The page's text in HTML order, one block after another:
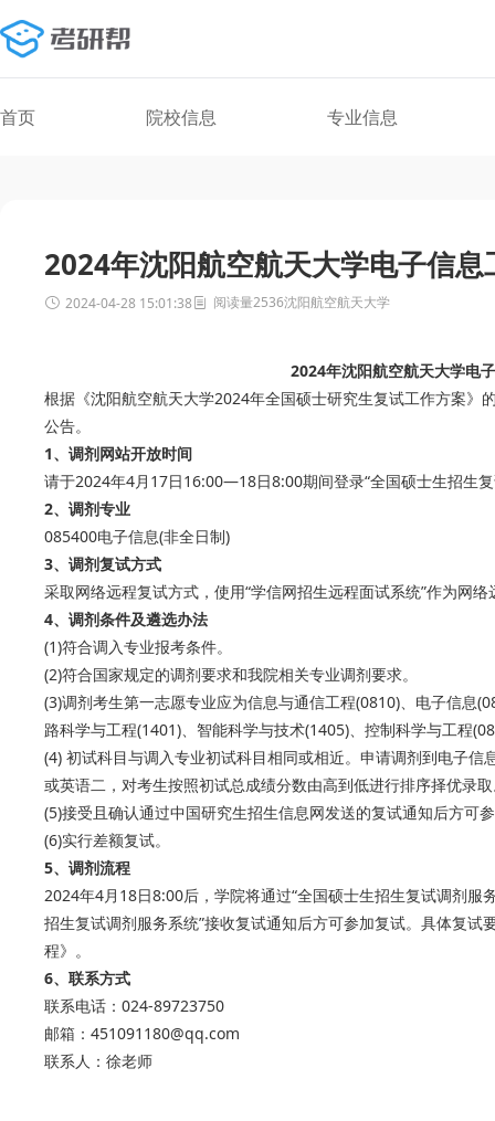
首页 院校信息 专业信息
2024年沈阳航空航天大学电子信
2024-04-28 15:01:38 阅读量2536沈阳航空航天大学
2024年沈阳航空航天大学电
根据《沈阳航空航天大学2024年全国硕士研究生复试工作方案
公告。
1、调剂网站开放时间
请于2024年4月17日16:00—18日8:00期间登录“全国硕士生招生
2、调剂专业
085400电子信息(非全日制)
3、调剂复试方式
采取网络远程复试方式，使用“学信网招生远程面试系统”作为网
4、调剂条件及遴选办法
(1)符合调入专业报考条件。
(2)符合国家规定的调剂要求和我院相关专业调剂要求。
(3)调剂考生第一志愿专业应为信息与通信工程(0810)、电子信息
路科学与工程(1401)、智能科学与技术(1405)、控制科学与工程
(4) 初试科目与调入专业初试科目相同或相近。申请调剂到电子
或英语二，对考生按照初试总成绩分数由高到低进行排序择优录
(5)接受且确认通过中国研究生招生信息网发送的复试通知后方可
(6)实行差额复试。
5、调剂流程
2024年4月18日8:00后，学院将通过“全国硕士生招生复试调剂服
招生复试调剂服务系统”接收复试通知后方可参加复试。具体复
程》。
6、联系方式
联系电话：024-89723750
邮箱：451091180@qq.com
联系人：徐老师